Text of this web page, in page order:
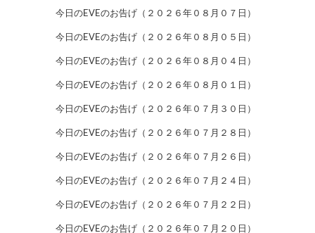
今日のEVEのお告げ（２０２６年０８月０７日）
今日のEVEのお告げ（２０２６年０８月０５日）
今日のEVEのお告げ（２０２６年０８月０４日）
今日のEVEのお告げ（２０２６年０８月０１日）
今日のEVEのお告げ（２０２６年０７月３０日）
今日のEVEのお告げ（２０２６年０７月２８日）
今日のEVEのお告げ（２０２６年０７月２６日）
今日のEVEのお告げ（２０２６年０７月２４日）
今日のEVEのお告げ（２０２６年０７月２２日）
今日のEVEのお告げ（２０２６年０７月２０日）